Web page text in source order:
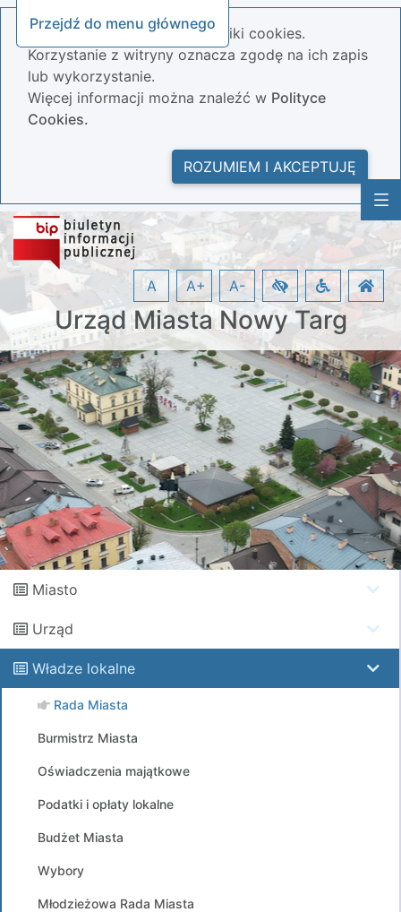
Przejdź do menu głównego
Nasza strona wykorzystuje pliki cookies.
Korzystanie z witryny oznacza zgodę na ich zapis
lub wykorzystanie.
Więcej informacji można znaleźć w Polityce
Cookies.
ROZUMIEM I AKCEPTUJĘ
Urząd Miasta Nowy Targ
A A+ A-
Miasto
Urząd
Władze lokalne
Rada Miasta
Burmistrz Miasta
Oświadczenia majątkowe
Podatki i opłaty lokalne
Budżet Miasta
Wybory
Młodzieżowa Rada Miasta